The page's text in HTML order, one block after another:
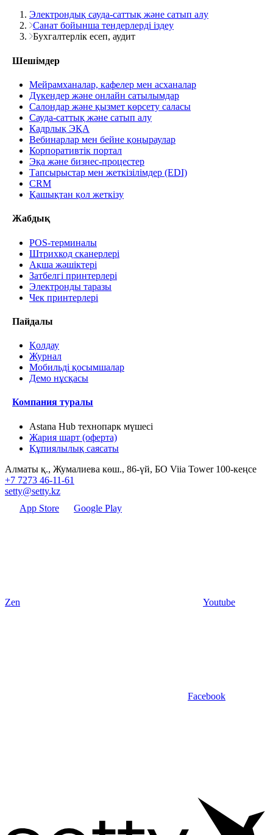
Электрондық сауда-саттық және сатып алу
Санат бойынша тендерлерді іздеу
Бухгалтерлік есеп, аудит
Шешімдер
Мейрамханалар, кафелер мен асханалар
Дүкендер және онлайн сатылымдар
Салондар және қызмет көрсету саласы
Сауда-саттық және сатып алу
Кадрлық ЭҚА
Вебинарлар мен бейне қоңыраулар
Корпоративтік портал
Эқа және бизнес-процестер
Тапсырыстар мен жеткізілімдер (EDI)
CRM
Қашықтан қол жеткізу
Жабдық
POS-терминалы
Штрихкод сканерлері
Ақша жәшіктері
Затбелгі принтерлері
Электронды таразы
Чек принтерлері
Пайдалы
Қолдау
Журнал
Мобильді қосымшалар
Демо нұсқасы
Компания туралы
Astana Hub технопарк мүшесі
Жария шарт (оферта)
Құпиялылық саясаты
Алматы қ., Жумалиева көш., 86-үй, БО Viia Tower 100-кеңсе
+7 7273 46-11-61
setty@setty.kz
App Store
Google Play
Zen Youtube
Facebook